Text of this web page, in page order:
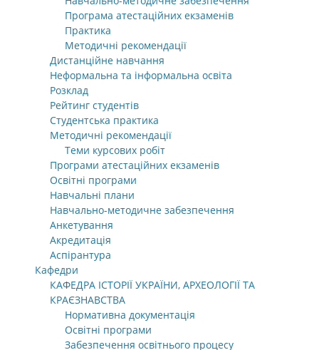
Програма атестаційних екзаменів
Практика
Методичні рекомендації
Дистанційне навчання
Неформальна та інформальна освіта
Розклад
Рейтинг студентів
Студентська практика
Методичні рекомендації
Теми курсових робіт
Програми атестаційних екзаменів
Освітні програми
Навчальні плани
Навчально-методичне забезпечення
Анкетування
Акредитація
Аспірантура
Кафедри
КАФЕДРА ІСТОРІЇ УКРАЇНИ, АРХЕОЛОГІЇ ТА
КРАЄЗНАВСТВА
Нормативна документація
Освітні програми
Забезпечення освітнього процесу